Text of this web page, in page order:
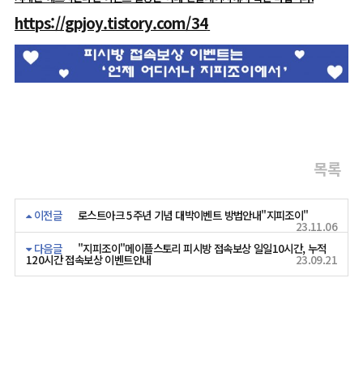
https://gpjoy.tistory.com/34
목록
이전글 로스트아크 5주년 기념 대박이벤트 방법안내"지피조이"
23.11.06
다음글
"지피조이"메이플스토리 피시방 접속보상 일일10시간, 누적
120시간 접속보상 이벤트안내 23.09.21